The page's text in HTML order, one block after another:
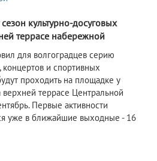
культурно-досуговых
террасе набережной
для волгоградцев серию
концертов и спортивных
проходить на площадке у
верхней террасе Центральной
Первые активности
уже в ближайшие выходные - 16